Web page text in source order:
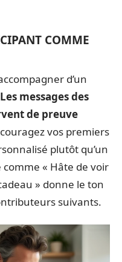
COMME
d’un
Les messages des
de preuve
vos premiers
plutôt qu’un
« Hâte de voir
» donne le ton
suivants.